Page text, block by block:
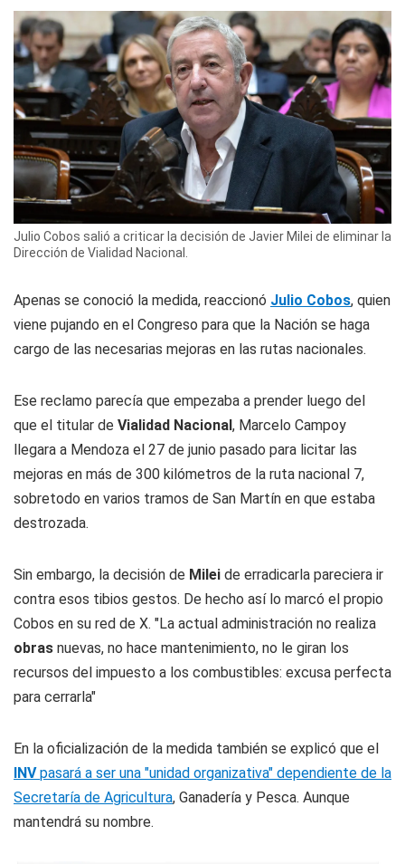
Julio Cobos salió a criticar la decisión de Javier Milei de eliminar la
Dirección de Vialidad Nacional.
Apenas se conoció la medida, reaccionó Julio Cobos, quien
viene pujando en el Congreso para que la Nación se haga
cargo de las necesarias mejoras en las rutas nacionales.
Ese reclamo parecía que empezaba a prender luego del
que el titular de Vialidad Nacional, Marcelo Campoy
llegara a Mendoza el 27 de junio pasado para licitar las
mejoras en más de 300 kilómetros de la ruta nacional 7,
sobretodo en varios tramos de San Martín en que estaba
destrozada.
Sin embargo, la decisión de Milei de erradicarla pareciera ir
contra esos tibios gestos. De hecho así lo marcó el propio
Cobos en su red de X. "La actual administración no realiza
obras nuevas, no hace mantenimiento, no le giran los
recursos del impuesto a los combustibles: excusa perfecta
para cerrarla"
En la oficialización de la medida también se explicó que el
INVpasará a ser una "unidad organizativa" dependiente de la
Secretaría de Agricultura, Ganadería y Pesca. Aunque
mantendrá su nombre.